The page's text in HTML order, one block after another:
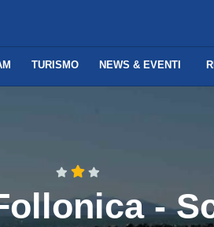
TURISMO NEWS & EVENTI
-